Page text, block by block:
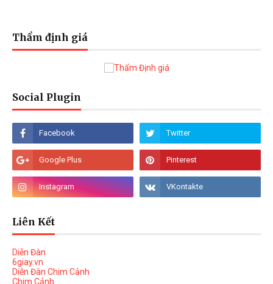
Thẩm định giá
Social Plugin
Liên Kết
Diễn Đàn
6giay.vn
Diễn Đàn Chim Cảnh
Chim Cảnh